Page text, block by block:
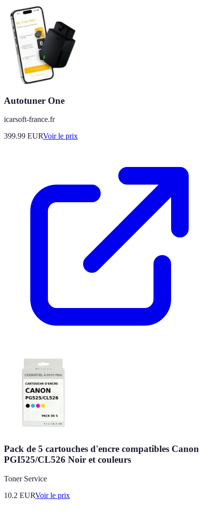
Autotuner One
icarsoft-france.fr
399.99 EURVoir le prix
Pack de 5 cartouches d'encre compatibles Canon
PGI525/CL526 Noir et couleurs
Toner Service
10.2 EURVoir le prix